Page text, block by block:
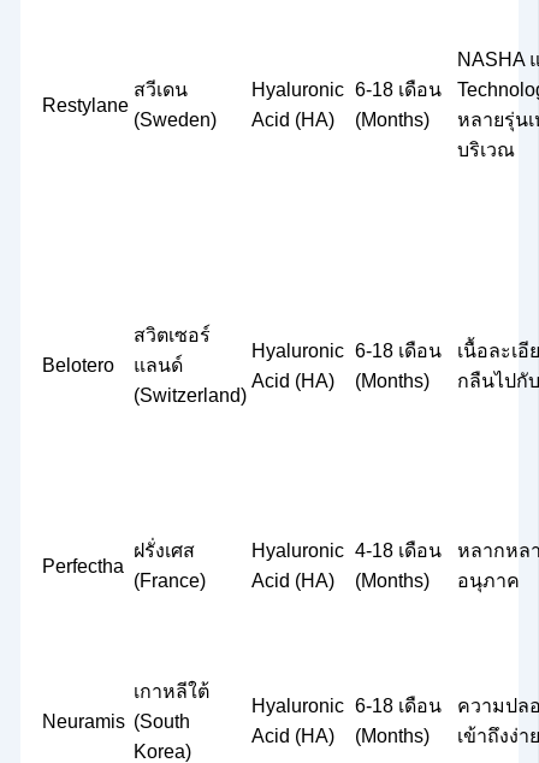
Restylane
สวีเดน
(Sweden)
Hyaluronic
Acid (HA)
6-18 เดือน
(Months)
NASHA
หลายรุ่น
บริเวณ
Belotero
สวิตเซอร์
แลนด์
(Switzerland)
Hyaluronic
Acid (HA)
6-18 เดือน
(Months)
เนื้อละเอี
กลืนไปกั
Perfectha
ฝรั่งเศส
(France)
Hyaluronic
Acid (HA)
4-18 เดือน
(Months)
หลากหล
อนุภาค
Neuramis
เกาหลีใต้
(South
Korea)
Hyaluronic
Acid (HA)
6-18 เดือน
(Months)
ความปล
เข้าถึงง่าย